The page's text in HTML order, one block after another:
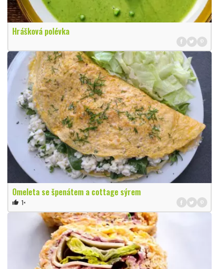
Hrášková polévka
Omeleta se špenátem a cottage sýrem
thumb_up 1×